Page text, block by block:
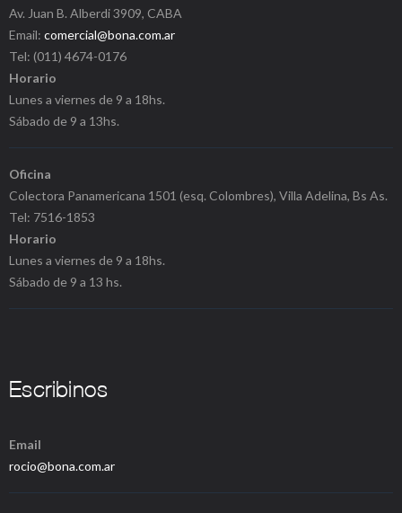
Av. Juan B. Alberdi 3909, CABA
Email: comercial@bona.com.ar
Tel: (011) 4674-0176
Horario
Lunes a viernes de 9 a 18hs.
Sábado de 9 a 13hs.
Oficina
Colectora Panamericana 1501 (esq. Colombres), Villa Adelina, Bs As.
Tel: 7516-1853
Horario
Lunes a viernes de 9 a 18hs.
Sábado de 9 a 13 hs.
Escribinos
Email
rocio@bona.com.ar